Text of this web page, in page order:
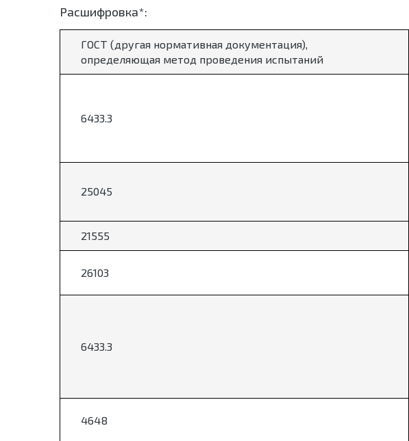
Расшифровка*:
ГОСТ (другая нормативная документация),
определяющая метод проведения испытаний
6433.3
25045
21555
26103
6433.3
4648